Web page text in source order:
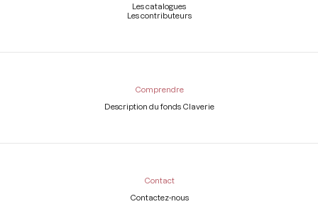
Les catalogues
Les contributeurs
Comprendre
Description du fonds Claverie
Contact
Contactez-nous